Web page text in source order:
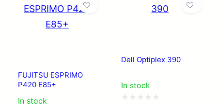
FUJITSU ESPRIMO
P420 E85+
In stock
Dell Optiplex 390
In stock